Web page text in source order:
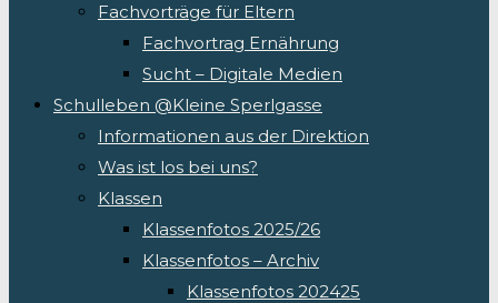
Fachvorträge für Eltern
Fachvortrag Ernährung
Sucht – Digitale Medien
Schulleben @Kleine Sperlgasse
Informationen aus der Direktion
Was ist los bei uns?
Klassen
Klassenfotos 2025/26
Klassenfotos – Archiv
Klassenfotos 202425